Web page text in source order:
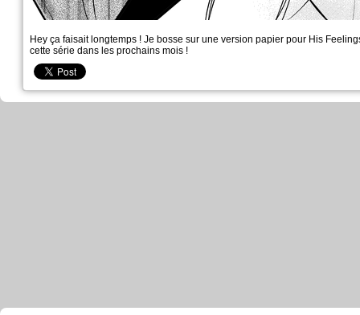
Hey ça faisait longtemps ! Je bosse sur une version papier pour His
cette série dans les prochains mois !